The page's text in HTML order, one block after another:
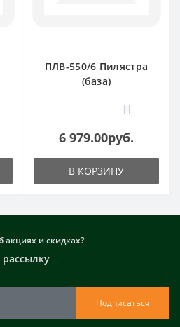
ПЛВ-550/6 Пилястра
(база)
0
6 979.00руб.
В КОРЗИНУ
акциях и скидках?
Подписаться